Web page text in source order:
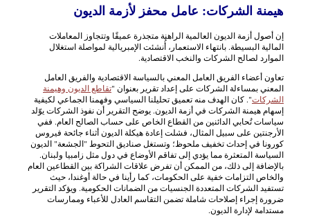
هيمنة الشركات: عامل محفز لأزمة الديون
إن أصول أزمة الديون العالمية الراهنة متجذرة عميقًا وتتجاوز المعاملات
المالية البسيطة. بانتهاء الاستعمار، أُنشئت الإمبريالية لمواصلة استغلال
الموارد لصالح الشركات والنخب الاقتصادية.
تعاون أعضاء الفريق العامل المعني بالسياسة الاقتصادية والفريق العامل
المعني بمساءلة الشركات على إعداد تقرير بعنوان "تقاطع الديون وهيمنة
الشركات". كان الهدف منه تعميق تحليلنا السياسي وفهمنا الجماعي لكيفية
إسهام هيمنة الشركات في أزمة الديون. يوضح التقرير أن نفوذ الشركات يوّلد
سياسات تُحابي الدائنين من القطاع الخاص على حساب الصالح العام. ففي
الأرجنتين على سبيل المثال، فشلت إعادة هيكلة الديون أثناء جائحة فيروس
كورونا في إحداث تخفيف ملحوظ؛ وتستغل صناديق التحوط "الجشعة" الديون
السياسة المتعثرة مما يؤدي إلى تفاقم الأوضاع في دول مثل زامبيا ولبنان.
بالإضافة إلى ذلك، من الممكن أن تفرض علاقات الشراكة بين القطاعين العام
والخاص التزامات خفية على الحكومات، كما رأينا في حالة أوغندا، حيث
تستفيد الشركات المتعددة الجنسيات من الضمانات الحكومية. ويؤكد التقرير
ضرورة إجراء إصلاحات شاملة تضمن التقاسم العادل للأعباء وممارسات
مستدامة لإدارة الديون.